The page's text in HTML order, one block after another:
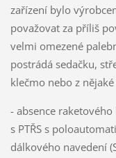
zařízení bylo
považovat za příliš
velmi omezené
postrádá sedačku,
klečmo nebo z
- absence
s PTŘS s
dálkového navedení